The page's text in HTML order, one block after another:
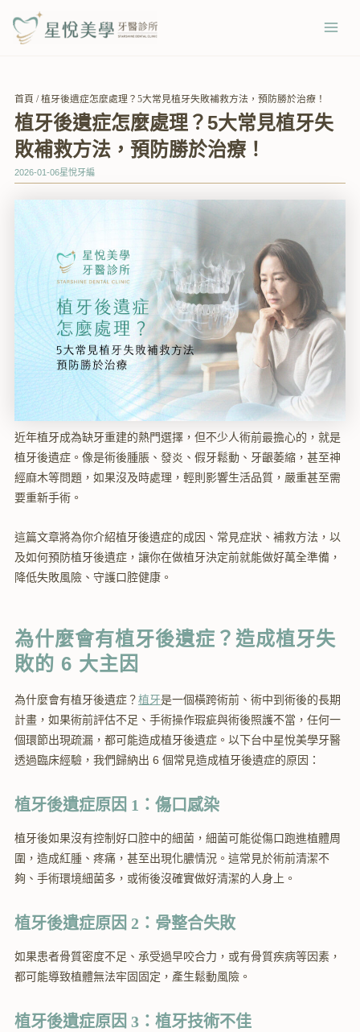
首頁 /植牙後遺症怎麼處理？5大常見植牙失敗補救方法，預防勝於治療！
植牙後遺症怎麼處理？5大常見植牙失
敗補救方法，預防勝於治療！
2026-01-06星悅牙編
近年植牙成為缺牙重建的熱門選擇，但不少人術前最擔心的，就是
植牙後遺症。像是術後腫脹、發炎、假牙鬆動、牙齦萎縮，甚至神
經麻木等問題，如果沒及時處理，輕則影響生活品質，嚴重甚至需
要重新手術。
這篇文章將為你介紹植牙後遺症的成因、常見症狀、補救方法，以
及如何預防植牙後遺症，讓你在做植牙決定前就能做好萬全準備，
降低失敗風險、守護口腔健康。
為什麼會有植牙後遺症？造成植牙失
敗的 6 大主因
為什麼會有植牙後遺症？植牙是一個橫跨術前、術中到術後的長期
計畫，如果術前評估不足、手術操作瑕疵與術後照護不當，任何一
個環節出現疏漏，都可能造成植牙後遺症。以下台中星悅美學牙醫
透過臨床經驗，我們歸納出 6 個常見造成植牙後遺症的原因：
植牙後遺症原因 1：傷口感染
植牙後如果沒有控制好口腔中的細菌，細菌可能從傷口跑進植體周
圍，造成紅腫、疼痛，甚至出現化膿情況。這常見於術前清潔不
夠、手術環境細菌多，或術後沒確實做好清潔的人身上。
植牙後遺症原因 2：骨整合失敗
如果患者骨質密度不足、承受過早咬合力，或有骨質疾病等因素，
都可能導致植體無法牢固固定，產生鬆動風險。
植牙後遺症原因 3：植牙技術不佳